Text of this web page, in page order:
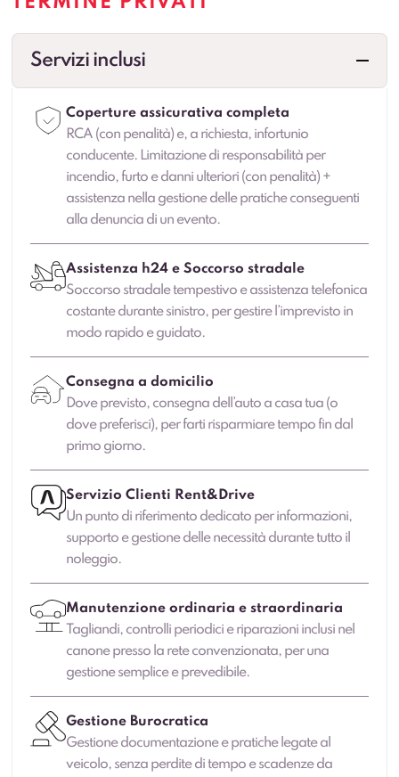
Servizi inclusi
Coperture assicurativa completa
RCA (con penalità) e, a richiesta, infortunio
conducente. Limitazione di responsabilità per
incendio, furto e danni ulteriori (con penalità) +
assistenza nella gestione delle pratiche conseguenti
alla denuncia di un evento.
Assistenza h24 e Soccorso stradale
Soccorso stradale tempestivo e assistenza telefonica
costante durante sinistro, per gestire l’imprevisto in
modo rapido e guidato.
Consegna a domicilio
Dove previsto, consegna dell’auto a casa tua (o
dove preferisci), per farti risparmiare tempo fin dal
primo giorno.
Servizio Clienti Rent&Drive
Un punto di riferimento dedicato per informazioni,
supporto e gestione delle necessità durante tutto il
noleggio.
Manutenzione ordinaria e straordinaria
Tagliandi, controlli periodici e riparazioni inclusi nel
canone presso la rete convenzionata, per una
gestione semplice e prevedibile.
Gestione Burocratica
Gestione documentazione e pratiche legate al
veicolo, senza perdite di tempo e scadenze da